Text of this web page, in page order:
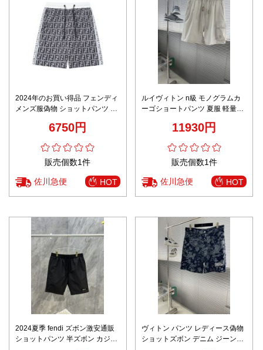
2024年のお買い得品 フェンディ
メンズ服偽物 ショットパンツ 半
花柄 グレイ6750円
販売個数1件
佐川急便 HOT
ルイヴィトン n級 モノグラムカ
ーゴショートパンツ 夏服 軽量デ
11930円
販売個数1件
佐川急便 HOT
2024夏季 fendi ズボン激安通販
ショットパンツ 半ズボン カジュ
ヴィトン パンツ レディース偽物
ショットズボン デニム ジーンズ